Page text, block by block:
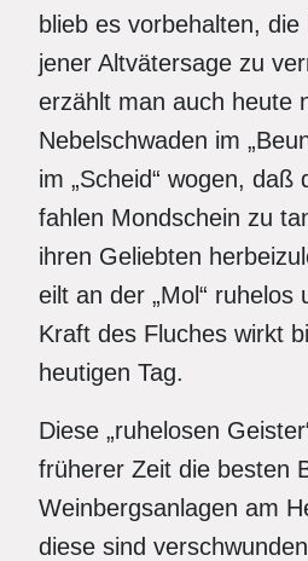
blieb es vorbehalten,
jener Altvätersage zu
erzählt man auch heute
Nebelschwaden im
im „Scheid“ wogen, daß
fahlen Mondschein zu
ihren Geliebten
eilt an der „Mol“ ruhelos
Kraft des Fluches wirkt
heutigen Tag.
Diese „ruhelosen
früherer Zeit die besten
Weinbergsanlagen am
diese sind